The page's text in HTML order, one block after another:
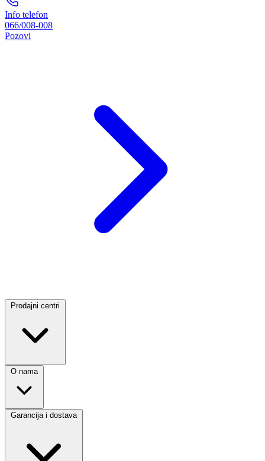
Info telefon
066/008-008
Pozovi
Prodajni centri
O nama
Garancija i dostava